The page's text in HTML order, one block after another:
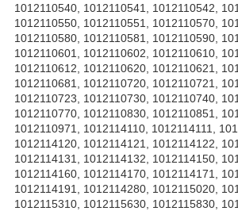
1012110540, 1012110541, 1012110542,
1012110550, 1012110551, 1012110570,
1012110580, 1012110581, 1012110590,
1012110601, 1012110602, 1012110610,
1012110612, 1012110620, 1012110621,
1012110681, 1012110720, 1012110721,
1012110723, 1012110730, 1012110740,
1012110770, 1012110830, 1012110851,
1012110971, 1012114110, 1012114111,
1012114120, 1012114121, 1012114122,
1012114131, 1012114132, 1012114150,
1012114160, 1012114170, 1012114171,
1012114191, 1012114280, 1012115020,
1012115310, 1012115630, 1012115830,